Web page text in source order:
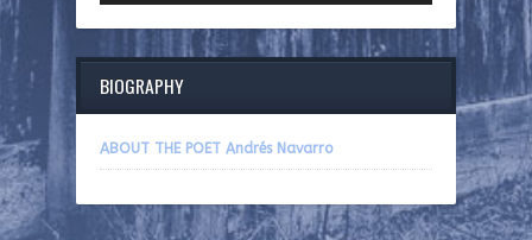
BIOGRAPHY
ABOUT THE POET Andrés Navarro